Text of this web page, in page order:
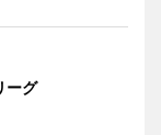
ーグ